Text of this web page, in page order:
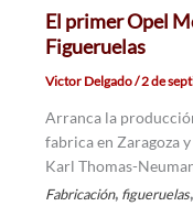
El primer Opel
Figueruelas
Victor Delgado/2 de
Arranca la
fabrica en Zaragoza
Karl Thomas-
Fabricación, figueruelas,